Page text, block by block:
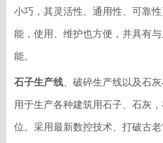
小巧，其灵活性、通用性、可靠
能，使用、维护也方便，并具有
能。
石子生产线、破碎生产线以及石
用于生产各种建筑用石子、石灰
位。采用最新数控技术、打破古